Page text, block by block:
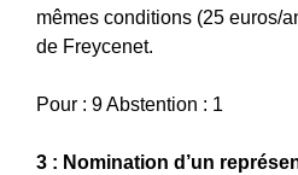
mêmes conditions (25 euros/
de Freycenet.
Pour : 9 Abstention : 1
3 : Nomination d’un